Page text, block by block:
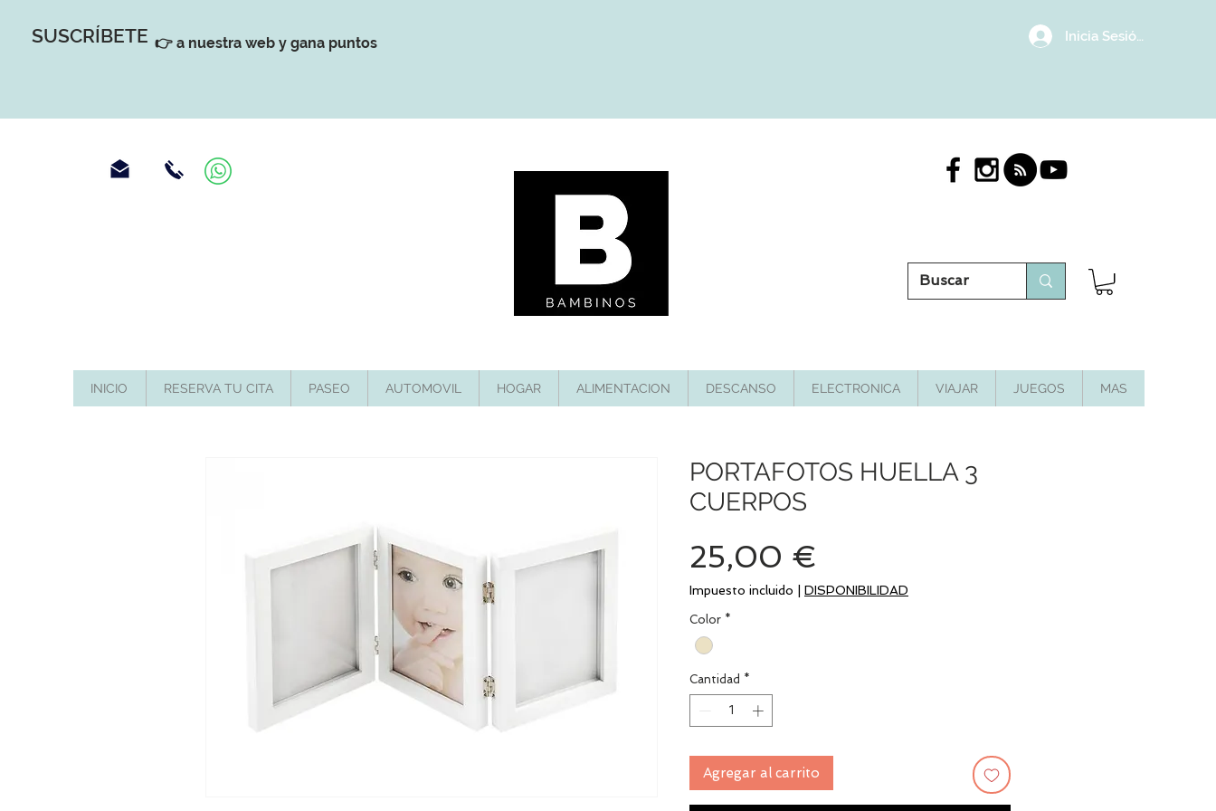
SUSCRÍBETE 👉 a nuestra web y gana puntos Inicia Sesión/
INICIO RESERVA TU CITA PASEO AUTOMOVIL HOGAR ALIMENTACION DESCANSO ELECTRONICA VIAJAR JUEGOS MAS
PORTAFOTOS HUELLA 3
CUERPOS
25,00 €
Impuesto incluido DISPONIBILIDAD
Color *
Cantidad *
Agregar al carrito